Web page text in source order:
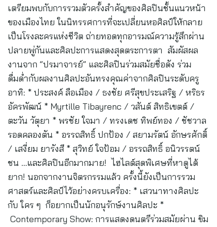
เตรียมพบกับการรวมตัวครั้งสำคัญของศิลปินชั้นแนวหน้า
ของเมืองไทย ในนิทรรศการที่จะเปลี่ยนหอศิลป์ให้กลาย
เป็นโรงละครแห่งชีวิต ถ่ายทอดทุกอารมณ์ความรู้สึกผ่าน
ปลายพู่กันและศิลปะการแสดงสุดตระการตา สัมผัสผล
งานจาก “ปรมาจารย์” และศิลปินร่วมสมัยชื่อดัง ร่วม
ดื่มด่ำกับผลงานศิลปะอันทรงคุณค่าจากศิลปินระดับครู
อาทิ: * ประสงค์ ลือเมือง / ธงชัย ศรีสุขประเสริฐ / หริธร
อัครพัฒน์ * Myrtille Tibayrenc / วสันต์ สิทธิเขตต์ /
ตะวัน วัตุยา * พรชัย ใจมา / ทรงเดช ทิพย์ทอง / ชัชวาล
รอดคลองตัน * อรรถสิทธิ์ ปกป้อง / สยามรัตน์ อักษรศักดิ์
/ เสงี่ยม ยารังสี * สุวิทย์ ใจป้อม / อรรถสิทธิ์ อนิวรรตน์
ชน …และศิลปินอีกมากมาย! ไฮไลต์สุดพิเศษที่หาดูได้
ยาก! นอกจากงานจิตรกรรมแล้ว ครั้งนี้ยังเป็นการรวม
ศาสตร์และศิลป์ไว้อย่างครบเครื่อง: * เสวนาทางศิลปะ
กับ ใคร ๆ ก็อยากเป็นนักอนุรักษ์งานศิลปะ *
Contemporary Show: การแสดงดนตรีร่วมสมัยผ่าน ขิม